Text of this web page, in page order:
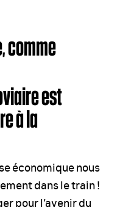
comme
est
à la
économique nous
dans le train !
pour l’avenir du